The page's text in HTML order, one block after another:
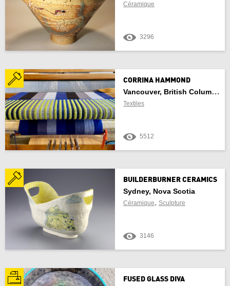
Céramique
3296
CORRINA HAMMOND
Vancouver, British Columbia
Textiles
5512
BUILDERBURNER CERAMICS
Sydney, Nova Scotia
Céramique, Sculpture
3146
FUSED GLASS DIVA